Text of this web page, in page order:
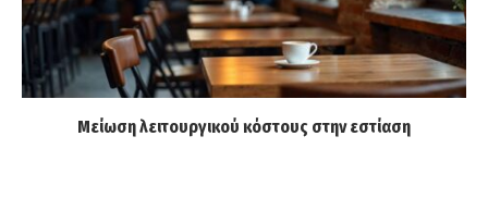
Μείωση λειτουργικού κόστους στην εστίαση